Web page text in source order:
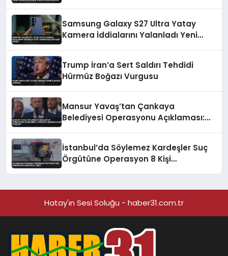
Samsung Galaxy S27 Ultra Yatay
Kamera İddialarını Yalanladı Yeni
Trump İran’a Sert Saldırı Tehdidi
Hürmüz Boğazı Vurgusu
Mansur Yavaş’tan Çankaya
Belediyesi Operasyonu Açıklaması:
İstanbul’da Söylemez Kardeşler Suç
Örgütüne Operasyon 8 Kişi
Hatay'ın Sesi Soluğu - haber31.com.tr